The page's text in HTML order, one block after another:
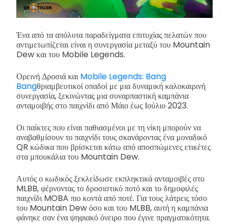
Ένα από τα απόλυτα παραδείγματα επιτυχίας πελατών που
αντιμετωπίζεται είναι η συνεργασία μεταξύ του Mountain
Dew και του Mobile Legends.
Ορεινή Δροσιά καιMobile Legends: Bang
Bangθριαμβευτικοί οπαδοί με μια δυναμική καλοκαιρινή
συνεργασία, ξεκινώντας μια συναρπαστική καμπάνια
ανταμοιβής στο παιχνίδι από Μάιο έως Ιούλιο 2023.
Οι παίκτες που είναι παθιασμένοι με τη νίκη μπορούν να
αναβαθμίσουν το παιχνίδι τους σκανάροντας ένα μοναδικό
QR κώδικα που βρίσκεται κάτω από αποσπώμενες ετικέτες
στα μπουκάλια του Mountain Dew.
Αυτός ο κωδικός ξεκλείδωσε εκπληκτικά ανταμοιβές στο
MLBB, φέρνοντας το δροσιστικό ποτό και το δημοφιλές
παιχνίδι MOBA πιο κοντά από ποτέ. Για τους λάτρεις τόσο
του Mountain Dew όσο και του MLBB, αυτή η καμπάνια
φάνηκε σαν ένα ψηφιακό όνειρο που έγινε πραγματικότητα.